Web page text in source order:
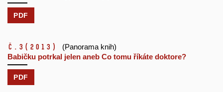
PDF
č.3 (2013)
(Panorama knih)
Babičku potrkal jelen aneb Co tomu říkáte doktore?
PDF